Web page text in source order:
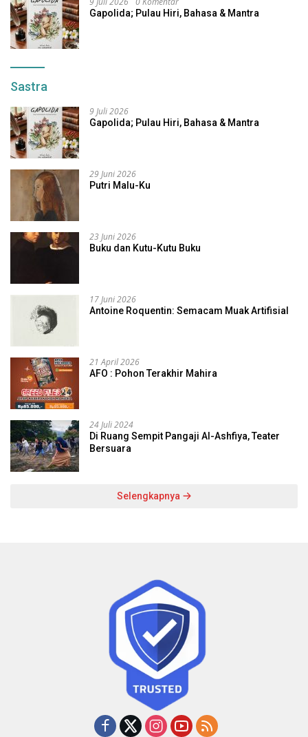
Gapolida; Pulau Hiri, Bahasa & Mantra
Sastra
9 Juli 2026
Gapolida; Pulau Hiri, Bahasa & Mantra
29 Juni 2026
Putri Malu-Ku
23 Juni 2026
Buku dan Kutu-Kutu Buku
17 Juni 2026
Antoine Roquentin: Semacam Muak Artifisial
21 April 2026
AFO : Pohon Terakhir Mahira
24 Juli 2024
Di Ruang Sempit Pangaji Al-Ashfiya, Teater
Bersuara
Selengkapnya